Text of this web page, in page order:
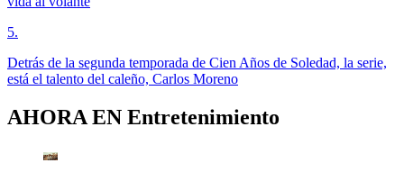
5.
Detrás de la segunda temporada de Cien Años de Soledad, la serie,
está el talento del caleño, Carlos Moreno
AHORA EN Entretenimiento